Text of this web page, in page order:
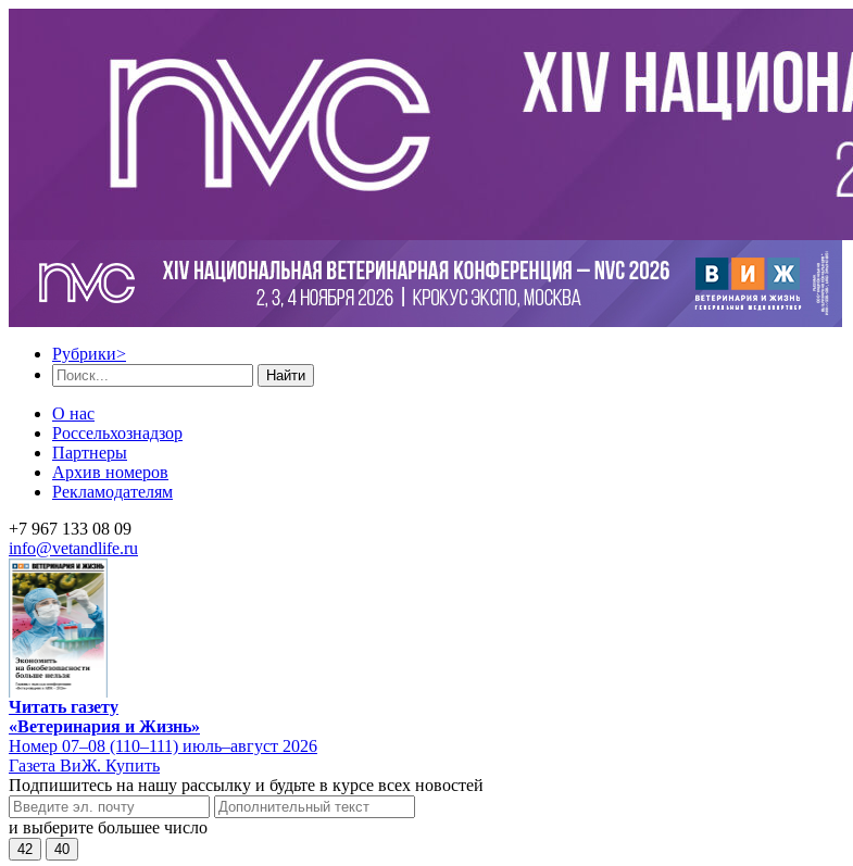
Рубрики>
Найти
О нас
Россельхознадзор
Партнеры
Архив номеров
Рекламодателям
+7 967 133 08 09
info@vetandlife.ru
Читать газету
«Ветеринария и Жизнь»
Номер 07–08 (110–111) июль–август 2026
Газета ВиЖ. Купить
Подпишитесь на нашу рассылку и будьте в курсе всех новостей
и выберите большее число
42 40